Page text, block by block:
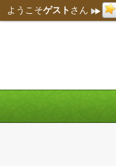
ようこそゲスト さん